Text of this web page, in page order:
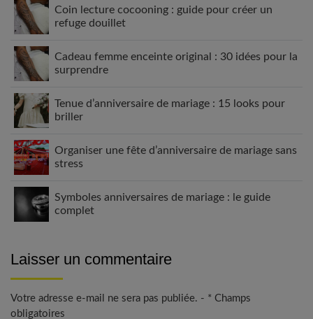
Coin lecture cocooning : guide pour créer un
refuge douillet
Cadeau femme enceinte original : 30 idées pour la
surprendre
Tenue d’anniversaire de mariage : 15 looks pour
briller
Organiser une fête d’anniversaire de mariage sans
stress
Symboles anniversaires de mariage : le guide
complet
Laisser un commentaire
Votre adresse e-mail ne sera pas publiée. - * Champs
obligatoires